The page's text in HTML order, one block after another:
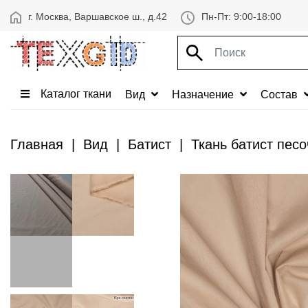
г. Москва, Варшавское ш., д.42 Пн-Пт: 9:00-18:00
Каталог ткани Вид Назначение Состав
Главная Вид Батист Ткань батист